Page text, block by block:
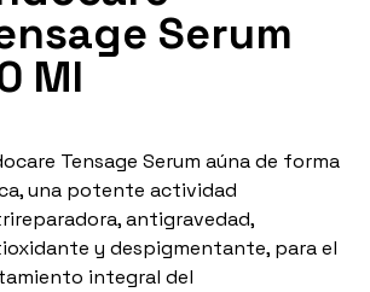
Serum
Ml
Tensage Serum aúna de forma
una potente actividad
antigravedad,
y despigmentante, para el
integral del